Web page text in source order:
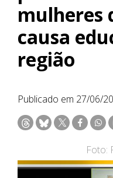
mulheres
causa
região
Publicado em 27/06/
Foto: